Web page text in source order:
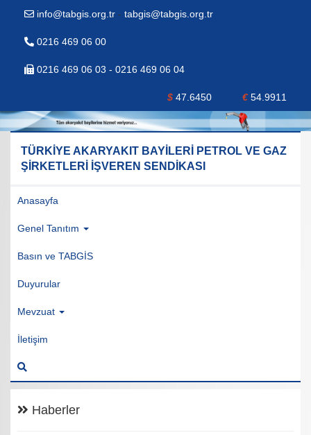
info@tabgis.org.tr - tabgis@tabgis.org.tr
0216 469 06 00
0216 469 06 03 - 0216 469 06 04
$ 47.6450 €54.9911
TÜRKİYE AKARYAKIT BAYİLERİ PETROL VE GAZ
ŞİRKETLERİ İŞVEREN SENDİKASI
Anasayfa
Genel Tanıtım
Basın ve TABGİS
Duyurular
Mevzuat
İletişim
Haberler